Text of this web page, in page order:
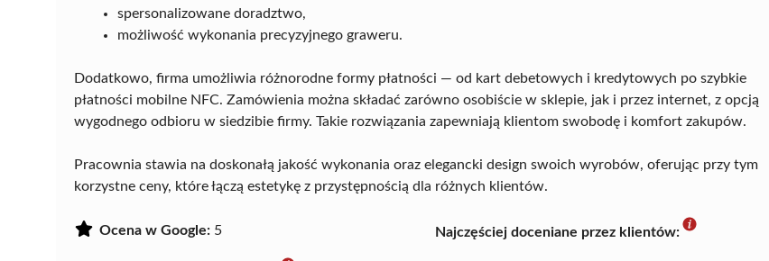
spersonalizowane doradztwo,
możliwość wykonania precyzyjnego graweru.
Dodatkowo, firma umożliwia różnorodne formy płatności — od kart debetowych i kredytowych po szybkie
płatności mobilne NFC. Zamówienia można składać zarówno osobiście w sklepie, jak i przez internet, z opcją
wygodnego odbioru w siedzibie firmy. Takie rozwiązania zapewniają klientom swobodę i komfort zakupów.
Pracownia stawia na doskonałą jakość wykonania oraz elegancki design swoich wyrobów, oferując przy tym
korzystne ceny, które łączą estetykę z przystępnością dla różnych klientów.
Ocena w Google: 5 Najczęściej doceniane przez klientów: